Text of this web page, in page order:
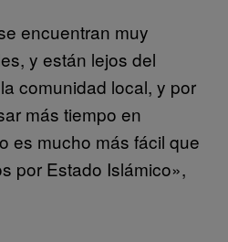
encuentran muy
y están lejos del
comunidad local, y por
más tiempo en
es mucho más fácil que
por Estado Islámico»,